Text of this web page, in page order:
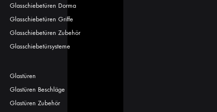
Glasschiebetüren Dorma
Glasschiebetüren Griffe
Glasschiebetüren Zubehör
Glasschiebetürsysteme
Glastüren
Glastüren Beschläge
Glastüren Zubehör